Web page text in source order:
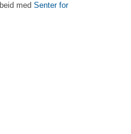
med Senter for